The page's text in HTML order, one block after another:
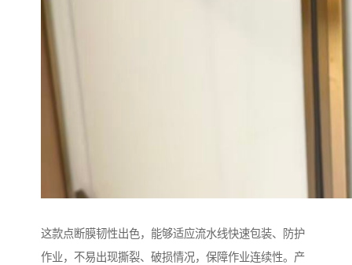
这款点断膜韧性出色，能够适应流水线快速包装、防护
作业，不易出现撕裂、破损情况，保障作业连续性。产